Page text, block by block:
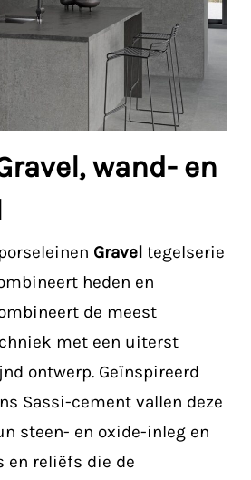
wand- en
Gravel tegelserie
heden en
de meest
met een uiterst
ontwerp. Geïnspireerd
Sassi-cement vallen deze
steen- en oxide-inleg en
en reliëfs die de